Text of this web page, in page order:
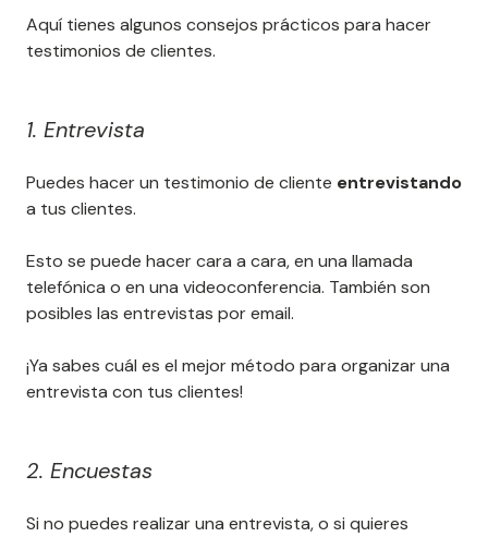
Aquí tienes algunos consejos prácticos para hacer
testimonios de clientes.
1. Entrevista
Puedes hacer un testimonio de cliente entrevistando
a tus clientes.
Esto se puede hacer cara a cara, en una llamada
telefónica o en una videoconferencia. También son
posibles las entrevistas por email.
¡Ya sabes cuál es el mejor método para organizar una
entrevista con tus clientes!
2. Encuestas
Si no puedes realizar una entrevista, o si quieres